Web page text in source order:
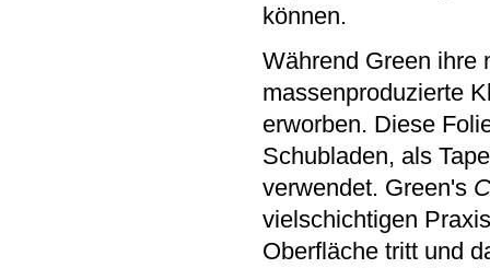
können.
Während Green ihre
massenproduzierte
erworben. Diese
Schubladen, als
verwendet. Green's
vielschichtigen
Oberfläche tritt und